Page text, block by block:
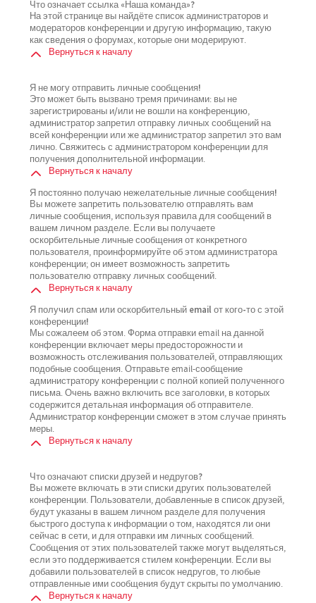
Что означает ссылка «Наша команда»?
На этой странице вы найдёте список администраторов и
модераторов конференции и другую информацию, такую
как сведения о форумах, которые они модерируют.
Вернуться к началу
Я не могу отправить личные сообщения!
Это может быть вызвано тремя причинами: вы не
зарегистрированы и/или не вошли на конференцию,
администратор запретил отправку личных сообщений на
всей конференции или же администратор запретил это вам
лично. Свяжитесь с администратором конференции для
получения дополнительной информации.
Вернуться к началу
Я постоянно получаю нежелательные личные сообщения!
Вы можете запретить пользователю отправлять вам
личные сообщения, используя правила для сообщений в
вашем личном разделе. Если вы получаете
оскорбительные личные сообщения от конкретного
пользователя, проинформируйте об этом администратора
конференции; он имеет возможность запретить
пользователю отправку личных сообщений.
Вернуться к началу
Я получил спам или оскорбительный email от кого-то с этой
конференции!
Мы сожалеем об этом. Форма отправки email на данной
конференции включает меры предосторожности и
возможность отслеживания пользователей, отправляющих
подобные сообщения. Отправьте email-сообщение
администратору конференции с полной копией полученного
письма. Очень важно включить все заголовки, в которых
содержится детальная информация об отправителе.
Администратор конференции сможет в этом случае принять
меры.
Вернуться к началу
Что означают списки друзей и недругов?
Вы можете включать в эти списки других пользователей
конференции. Пользователи, добавленные в список друзей,
будут указаны в вашем личном разделе для получения
быстрого доступа к информации о том, находятся ли они
сейчас в сети, и для отправки им личных сообщений.
Сообщения от этих пользователей также могут выделяться,
если это поддерживается стилем конференции. Если вы
добавили пользователей в список недругов, то любые
отправленные ими сообщения будут скрыты по умолчанию.
Вернуться к началу